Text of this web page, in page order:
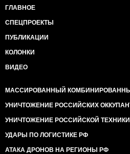
ГЛАВНОЕ
СПЕЦПРОЕКТЫ
ПУБЛИКАЦИИ
КОЛОНКИ
ВИДЕО
МАССИРОВАННЫЙ
УНИЧТОЖЕНИЕ РОССИЙСКИХ
УНИЧТОЖЕНИЕ РОССИЙСКОЙ ТЕХНИКИ
УДАРЫ ПО ЛОГИСТИКЕ РФ
АТАКА ДРОНОВ НА РЕГИОНЫ РФ